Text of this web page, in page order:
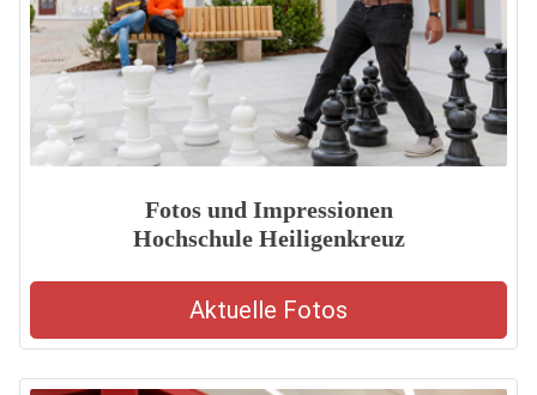
Fotos und Impressionen
Hochschule Heiligenkreuz
Aktuelle Fotos